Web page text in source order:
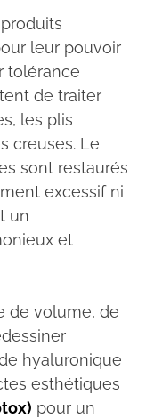
leur pouvoir
tolérance
de traiter
les plis
creuses. Le
sont restaurés
excessif ni
un
et
de volume, de
hyaluronique
esthétiques
pour un